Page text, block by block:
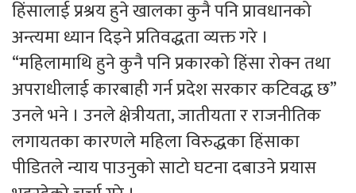
हिंसालाई प्रश्रय हुने खालका कुनै पनि प्रावधानको
अन्त्यमा ध्यान दिइने प्रतिवद्धता व्यक्त गरे ।
“महिलामाथि हुने कुनै पनि प्रकारको हिंसा रोक्न तथा
अपराधीलाई कारबाही गर्न प्रदेश सरकार कटिवद्ध छ”
उनले भने । उनले क्षेत्रीयता, जातीयता र राजनीतिक
लगायतका कारणले महिला विरुद्धका हिंसाका
पीडितले न्याय पाउनुको साटो घटना दबाउने प्रयास